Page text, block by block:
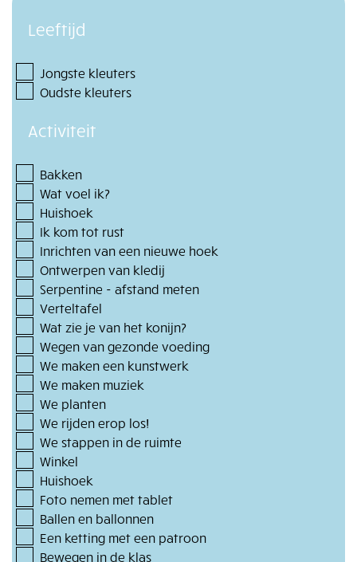
Leeftijd
Jongste kleuters
Oudste kleuters
Activiteit
Bakken
Wat voel ik?
Huishoek
Ik kom tot rust
Inrichten van een nieuwe hoek
Ontwerpen van kledij
Serpentine - afstand meten
Verteltafel
Wat zie je van het konijn?
Wegen van gezonde voeding
We maken een kunstwerk
We maken muziek
We planten
We rijden erop los!
We stappen in de ruimte
Winkel
Huishoek
Foto nemen met tablet
Ballen en ballonnen
Een ketting met een patroon
Bewegen in de klas